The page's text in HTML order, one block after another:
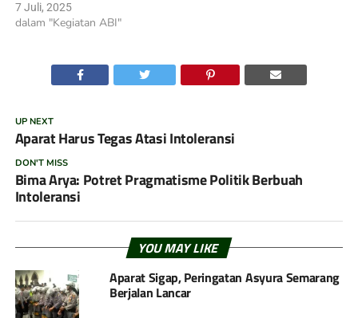
7 Juli, 2025
dalam "Kegiatan ABI"
UP NEXT
Aparat Harus Tegas Atasi Intoleransi
DON'T MISS
Bima Arya: Potret Pragmatisme Politik Berbuah
Intoleransi
YOU MAY LIKE
Aparat Sigap, Peringatan Asyura Semarang
Berjalan Lancar